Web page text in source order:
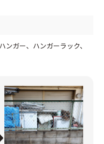
ガー、ハンガーラック、